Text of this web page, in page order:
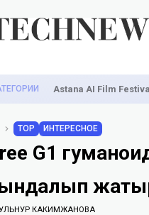
Astana AI Film
TOP ИНТЕРЕСНОЕ
G1
КАКИМЖАНОВА